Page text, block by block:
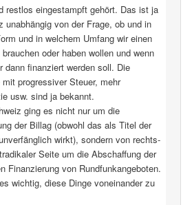
restlos eingestampft gehört. Das ist ja
unabhängig von der Frage, ob und in
und in welchem Umfang wir einen
oder haben wollen und wenn
dann finanziert werden soll. Die
mit progressiver Steuer, mehr
usw. sind ja bekannt.
ging es nicht nur um die
der Billag (obwohl das als Titel der
wirkt), sondern von rechts-
Seite um die Abschaffung der
Finanzierung von Rundfunkangeboten.
wichtig, diese Dinge voneinander zu